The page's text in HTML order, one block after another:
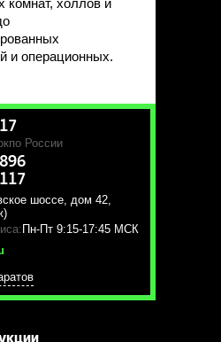
комнат, холлов и
и операционных.
по России
шоссе, дом 42,
Пн-Пт 9:15-17:45 МСК